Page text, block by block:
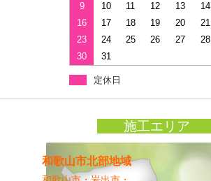
9
10 11 12 13 14
16
17 18 19 20 21
23
24 25 26 27 28
30
31
定休日
施工エリア
和歌山市北部地域